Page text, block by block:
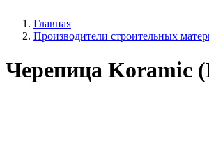
Главная
Производители строительных
Черепица Koramic